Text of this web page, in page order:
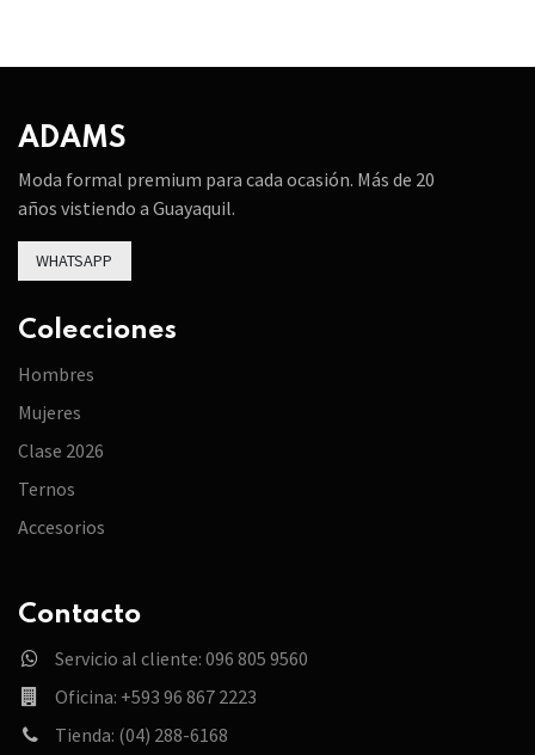
ADAMS
Moda formal premium para cada ocasión. Más de 20
años vistiendo a Guayaquil.
WHATSAPP
Colecciones
Hombres
Mujeres
Clase 2026
Ternos
Accesorios
Contacto
Servicio al cliente: 096 805 9560
Oficina: +593 96 867 2223
Tienda: (04) 288-6168